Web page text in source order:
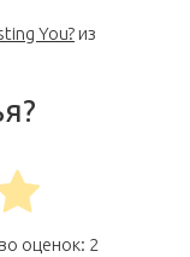
You? из
оценок: 2